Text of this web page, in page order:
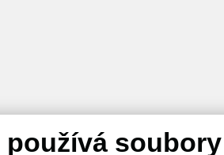
používá